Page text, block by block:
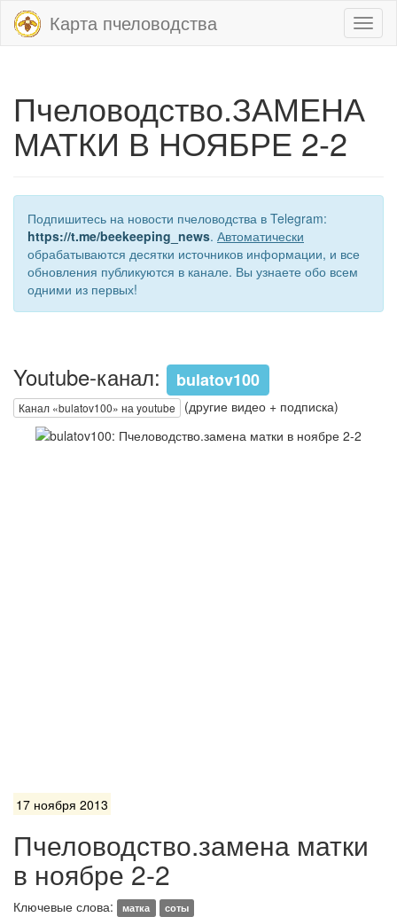
Карта пчеловодства
Пчеловодство.ЗАМЕНА
МАТКИ В НОЯБРЕ 2-2
Подпишитесь на новости пчеловодства в Telegram:
https://t.me/beekeeping_news. Автоматически
обрабатываются десятки источников информации, и все
обновления публикуются в канале. Вы узнаете обо всем
одними из первых!
Youtube-канал: bulatov100
Канал «bulatov100» на youtube (другие видео + подписка)
17 ноября 2013
Пчеловодство.замена матки
в ноябре 2-2
Ключевые слова: матка соты